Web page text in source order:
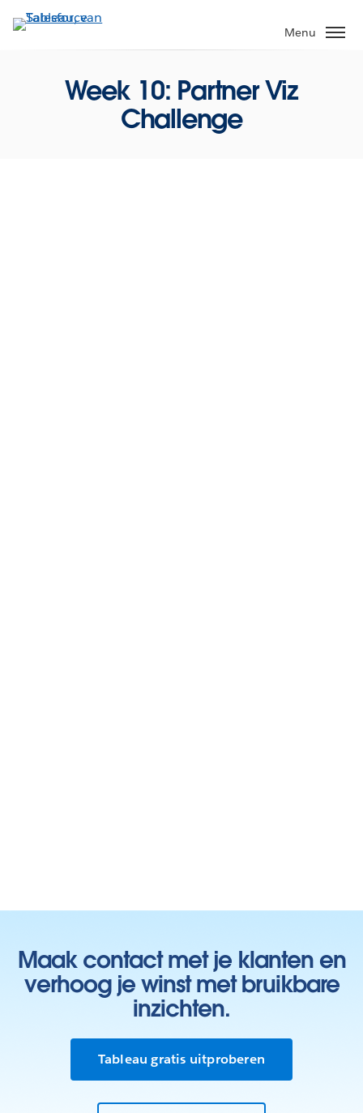
Verder
naar
Menu
Week 10: Partner Viz
Challenge
Maak contact met je klanten en
verhoog je winst met bruikbare
inzichten.
Tableau gratis uitproberen